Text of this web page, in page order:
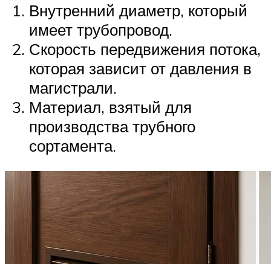
Внутренний диаметр, который
имеет трубопровод.
Скорость передвижения потока,
которая зависит от давления в
магистрали.
Материал, взятый для
производства трубного
сортамента.